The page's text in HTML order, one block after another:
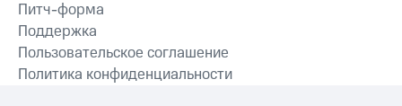
Питч-форма
Поддержка
Пользовательское соглашение
Политика конфиденциальности